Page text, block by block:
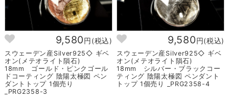
9,580円(税込)
スウェーデン産Silver925◇ ギベ
オン(メテオライト隕石)
18mm ゴールド・ピンクゴール
ドコーティング 陰陽太極図 ペン
ダントトップ 1個売り
_PRG2358-3
9,580円(税込)
スウェーデン産Silver925◇ ギベ
オン(メテオライト隕石)
18mm シルバー・ブラックコー
ティング 陰陽太極図 ペンダント
トップ 1個売り _PRG2358-4